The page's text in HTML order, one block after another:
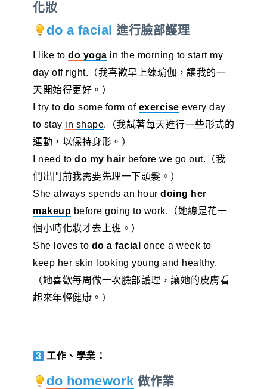
化妝
do a facial 進行臉部護理
I like to do yoga in the morning to start my
day off right.（我喜歡早上練瑜伽，讓我的一
天開始得更好。）
I try to do some form of exercise every day
to stay in shape.（我試著每天進行一些形式的
運動，以保持身形。）
I need to do my hair before we go out.（我
們出門前我需要先理一下頭髮。）
She always spends an hour doing her
makeup before going to work.（她總是花一
個小時化妝才去上班。）
She loves to do a facial once a week to
keep her skin looking young and healthy.
（她喜歡每周做一次臉部護理，讓她的皮膚看
起來年輕健康。）
3 工作、學業：
do homework 做作業